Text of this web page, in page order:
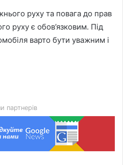
руху та повага до прав
руху є обов’язковим. Під
варто бути уважним і
партнерів